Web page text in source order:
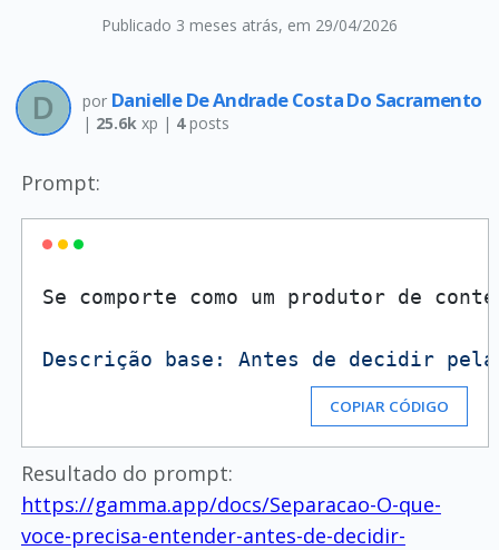
Publicado 3 meses atrás, em 29/04/2026
por Danielle De Andrade Costa Do Sacramento
| 25.6kxp | 4posts
Prompt:
Se comporte como um produtor de
Descrição base: Antes de decidir
COPIAR CÓDIGO
Resultado do prompt:
https://gamma.app/docs/Separacao-O-que-
voce-precisa-entender-antes-de-decidir-